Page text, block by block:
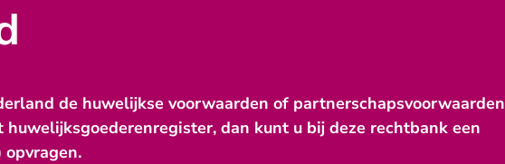
de huwelijkse voorwaarden of partnerschapsvoorwaarden
dan kunt u bij deze rechtbank een